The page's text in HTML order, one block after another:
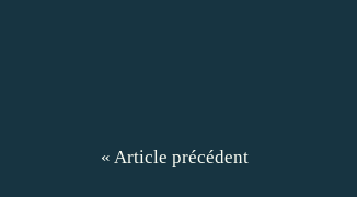
« Article précédent